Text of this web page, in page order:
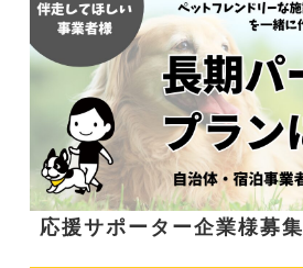
応援サポーター企業様募集